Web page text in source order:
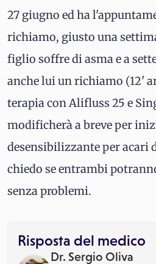
27 giugno ed ha
richiamo, giusto una
figlio soffre di asma e a
anche lui un richiamo (12'
terapia con Alifluss 25 e
modificherà a breve per
desensibilizzante per acari
chiedo se entrambi
senza problemi.
Risposta del medico
Dr. Sergio Oliva